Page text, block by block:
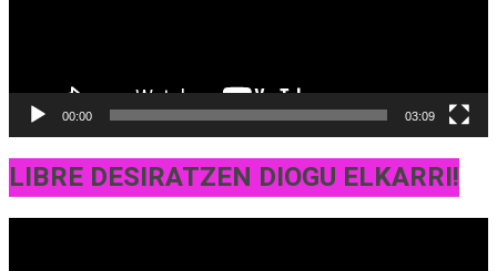
00:00 03:09
LIBRE DESIRATZEN DIOGU ELKARRI!